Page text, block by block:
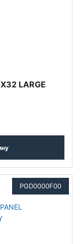
LARGE
PGD0000F00